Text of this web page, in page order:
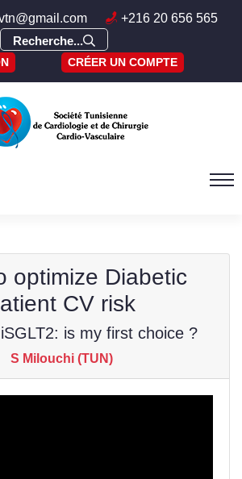
+216 20 656 565
Recherche...
CRÉER UN COMPTE
optimize Diabetic
CV risk
is my first choice ?
S Milouchi (TUN)